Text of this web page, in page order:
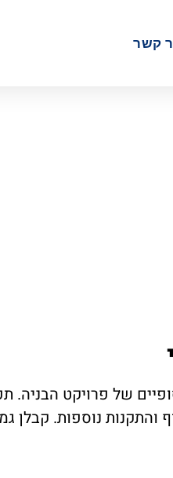
קשר
של פרויקט הבניה.
והתקנות נוספות.